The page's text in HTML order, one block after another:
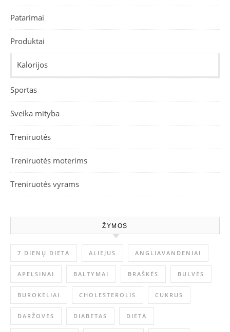
Patarimai
Produktai
Kalorijos
Sportas
Sveika mityba
Treniruotės
Treniruotės moterims
Treniruotės vyrams
ŽYMOS
7 DIENŲ DIETA ALIEJUS ANGLIAVANDENIAI
APELSINAI BALTYMAI BRAŠKĖS BULVĖS
BUROKĖLIAI CHOLESTEROLIS CUKRUS
DARŽOVĖS DIABETAS DIETA